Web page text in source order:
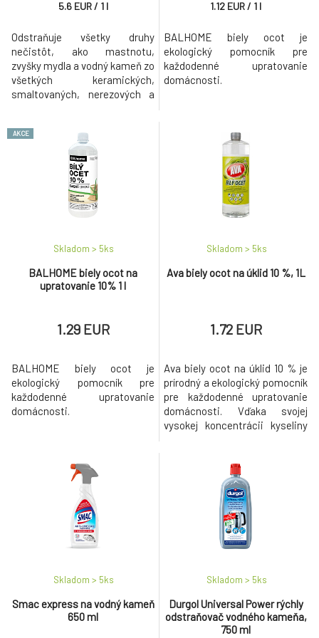
5.6 EUR / 1 l
Odstraňuje všetky druhy
nečistôt, ako mastnotu,
zvyšky mydla a vodný kameň zo
všetkých keramických,
smaltovaných, nerezových a
1.12 EUR/ 1 l
BALHOME biely ocot je
ekologický pomocník pre
každodenné upratovanie
domácnosti.
AKCE
BALHOME biely ocot na
upratovanie 10% 1 l
Skladom > 5ks
1.29 EUR
BALHOME biely ocot je
ekologický pomocník pre
každodenné upratovanie
domácnosti.
Ava biely ocot na úklid 10 %, 1L
Skladom > 5ks
1.72 EUR
Ava biely ocot na úklid 10 % je
prírodný a ekologický pomocník
pre každodenné upratovanie
domácnosti. Vďaka svojej
vysokej koncentrácii kyseliny
usadeniny a nepríjemné pachy.
Smac express na vodný kameň
650 ml
Skladom > 5ks
Durgol Universal Power rýchly
odstraňovač vodného kameňa,
750 ml
Skladom > 5ks